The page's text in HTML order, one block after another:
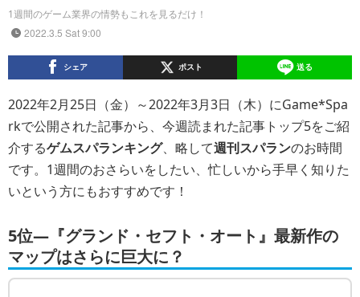
1週間のゲーム業界の情勢もこれを見るだけ！
2022.3.5 Sat 9:00
シェア ポスト 送る
2022年2月25日（金）～2022年3月3日（木）にGame*Spa
rkで公開された記事から、今週読まれた記事トップ5をご紹
介するゲムスパランキング、略して週刊スパランのお時間
です。1週間のおさらいをしたい、忙しいから手早く知りた
いという方にもおすすめです！
5位―『グランド・セフト・オート』最新作の
マップはさらに巨大に？